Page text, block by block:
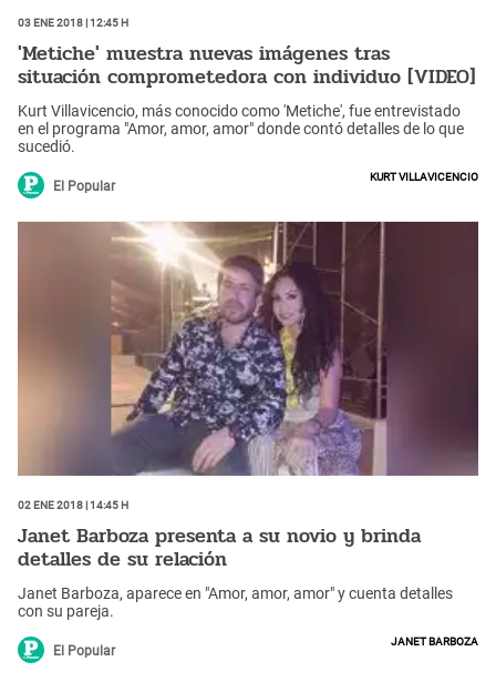
03 Ene 2018 | 12:45 h
'Metiche' muestra nuevas imágenes tras
situación comprometedora con individuo [VIDEO]
Kurt Villavicencio, más conocido como 'Metiche', fue entrevistado
en el programa "Amor, amor, amor" donde contó detalles de lo que
sucedió.
El Popular
Kurt Villavicencio
02 Ene 2018 | 14:45 h
Janet Barboza presenta a su novio y brinda
detalles de su relación
Janet Barboza, aparece en "Amor, amor, amor" y cuenta detalles
con su pareja.
El Popular
Janet Barboza